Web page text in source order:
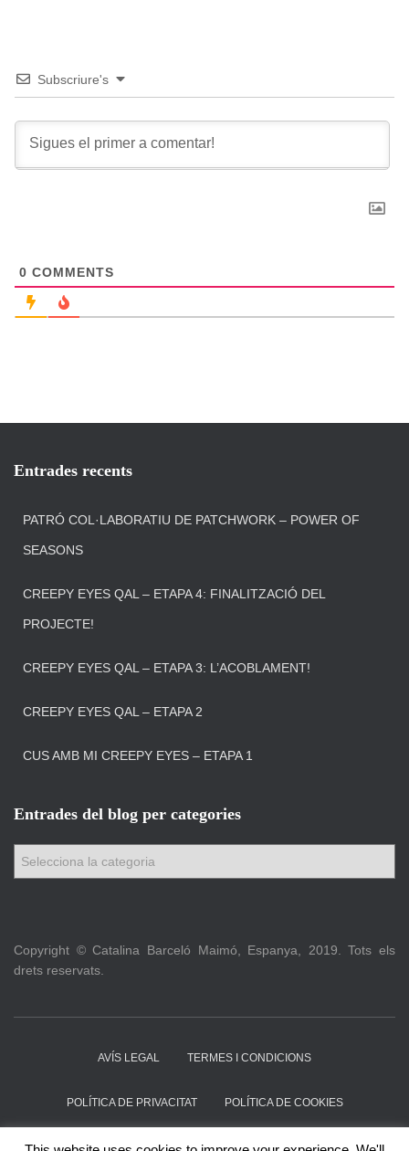
Subscriure's
0 COMMENTS
Entrades recents
PATRÓ COL·LABORATIU DE PATCHWORK – POWER OF
SEASONS
CREEPY EYES QAL – ETAPA 4: FINALITZACIÓ DEL
PROJECTE!
CREEPY EYES QAL – ETAPA 3: L’ACOBLAMENT!
CREEPY EYES QAL – ETAPA 2
CUS AMB MI CREEPY EYES – ETAPA 1
Entrades del blog per categories
d
e
d
Copyright © Catalina Barceló Maimó, Espanya, 2019. Tots els
drets reservats.
AVÍS LEGAL TERMES I CONDICIONS
POLÍTICA DE PRIVACITAT POLÍTICA DE COOKIES
ACTUALITZACIONS PATRONS QUI SOM CONTACTE